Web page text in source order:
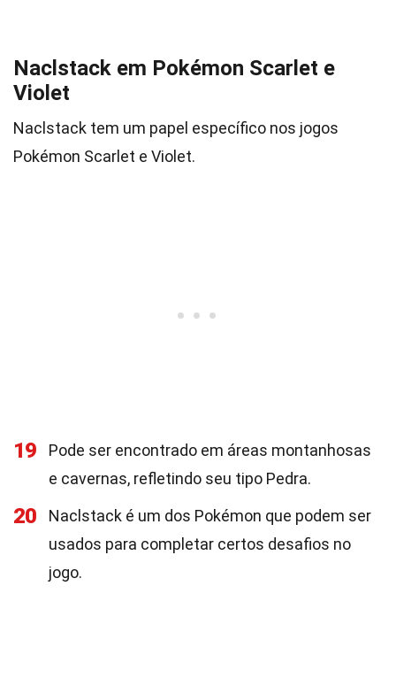
Naclstack em Pokémon Scarlet e
Violet
Naclstack tem um papel específico nos jogos
Pokémon Scarlet e Violet.
19
Pode ser encontrado em áreas montanhosas
e cavernas, refletindo seu tipo Pedra.
20
Naclstack é um dos Pokémon que podem ser
usados para completar certos desafios no
jogo.